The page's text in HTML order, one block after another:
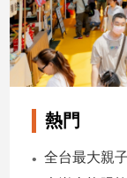
／
文
創
／
電
熱門